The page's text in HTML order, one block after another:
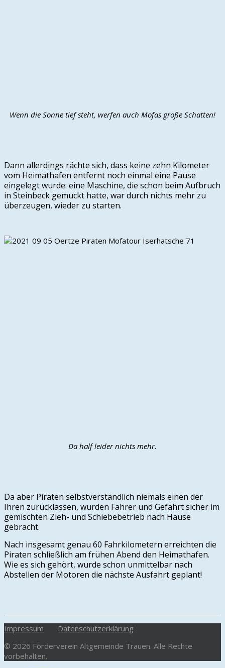
Wenn die Sonne tief steht, werfen auch Mofas große Schatten!
Dann allerdings rächte sich, dass keine zehn Kilometer
vom Heimathafen entfernt noch einmal eine Pause
eingelegt wurde: eine Maschine, die schon beim Aufbruch
in Steinbeck gemuckt hatte, war durch nichts mehr zu
überzeugen, wieder zu starten.
Da half leider nichts mehr.
Da aber Piraten selbstverständlich niemals einen der
Ihren zurücklassen, wurden Fahrer und Gefährt sicher im
gemischten Zieh- und Schiebebetrieb nach Hause
gebracht.
Nach insgesamt genau 60 Fahrkilometern erreichten die
Piraten schließlich am frühen Abend den Heimathafen.
Wie es sich gehört, wurde schon unmittelbar nach
Abstellen der Motoren die nächste Ausfahrt geplant!
Impressum
Datenschutzerklärung
© 2026 Förderverein Altgemeinde Trauen. Alle Rechte
vorbehalten.